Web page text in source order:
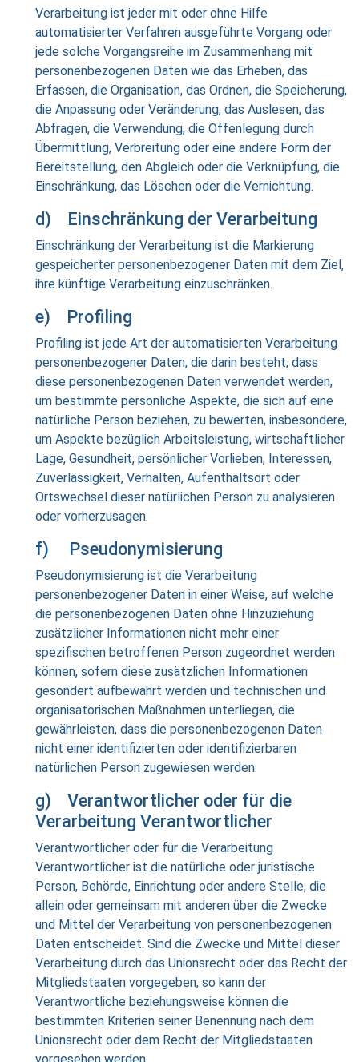
Verarbeitung ist jeder mit oder ohne Hilfe
automatisierter Verfahren ausgeführte Vorgang oder
jede solche Vorgangsreihe im Zusammenhang mit
personenbezogenen Daten wie das Erheben, das
Erfassen, die Organisation, das Ordnen, die Speicherung,
die Anpassung oder Veränderung, das Auslesen, das
Abfragen, die Verwendung, die Offenlegung durch
Übermittlung, Verbreitung oder eine andere Form der
Bereitstellung, den Abgleich oder die Verknüpfung, die
Einschränkung, das Löschen oder die Vernichtung.
d) Einschränkung der Verarbeitung
Einschränkung der Verarbeitung ist die Markierung
gespeicherter personenbezogener Daten mit dem Ziel,
ihre künftige Verarbeitung einzuschränken.
e) Profiling
Profiling ist jede Art der automatisierten Verarbeitung
personenbezogener Daten, die darin besteht, dass
diese personenbezogenen Daten verwendet werden,
um bestimmte persönliche Aspekte, die sich auf eine
natürliche Person beziehen, zu bewerten, insbesondere,
um Aspekte bezüglich Arbeitsleistung, wirtschaftlicher
Lage, Gesundheit, persönlicher Vorlieben, Interessen,
Zuverlässigkeit, Verhalten, Aufenthaltsort oder
Ortswechsel dieser natürlichen Person zu analysieren
oder vorherzusagen.
f) Pseudonymisierung
Pseudonymisierung ist die Verarbeitung
personenbezogener Daten in einer Weise, auf welche
die personenbezogenen Daten ohne Hinzuziehung
zusätzlicher Informationen nicht mehr einer
spezifischen betroffenen Person zugeordnet werden
können, sofern diese zusätzlichen Informationen
gesondert aufbewahrt werden und technischen und
organisatorischen Maßnahmen unterliegen, die
gewährleisten, dass die personenbezogenen Daten
nicht einer identifizierten oder identifizierbaren
natürlichen Person zugewiesen werden.
g) Verantwortlicher oder für die
Verarbeitung Verantwortlicher
Verantwortlicher oder für die Verarbeitung
Verantwortlicher ist die natürliche oder juristische
Person, Behörde, Einrichtung oder andere Stelle, die
allein oder gemeinsam mit anderen über die Zwecke
und Mittel der Verarbeitung von personenbezogenen
Daten entscheidet. Sind die Zwecke und Mittel dieser
Verarbeitung durch das Unionsrecht oder das Recht der
Mitgliedstaaten vorgegeben, so kann der
Verantwortliche beziehungsweise können die
bestimmten Kriterien seiner Benennung nach dem
Unionsrecht oder dem Recht der Mitgliedstaaten